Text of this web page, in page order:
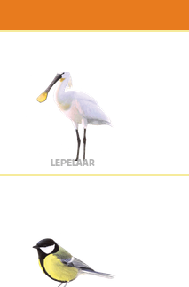
LEPELAAR